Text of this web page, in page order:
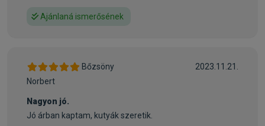
zöldkagyló kivonat kombinálása (glükozamin, condroitin és
• Minőségi fehérjeforrás –csontozott csirkehús– garantálja
hasznosulását
• Válogatott, teljes kiőrlésű gabonafélék kiváló étrendi
Ajánlaná ismerősének
Bőzsöny
Norbert
2023.11.21.
Nagyon jó.
Jó árban kaptam, kutyák szeretik.